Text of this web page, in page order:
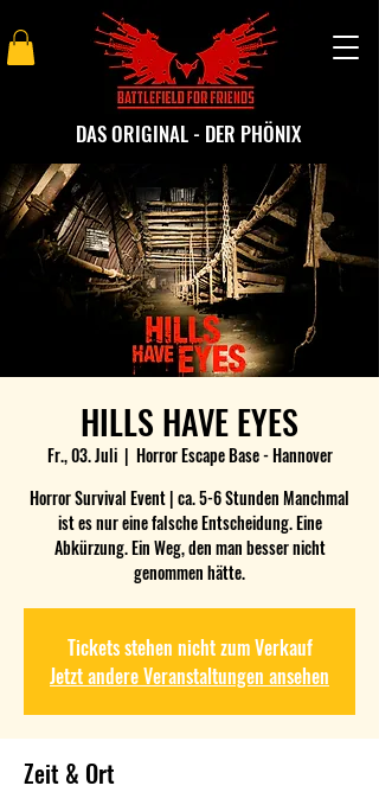
DAS ORIGINAL - DER PHÖNIX
HILLS HAVE EYES
Fr., 03. Juli
  |
Horror Escape Base - Hannover
Horror Survival Event | ca. 5-6 Stunden Manchmal
ist es nur eine falsche Entscheidung. Eine
Abkürzung. Ein Weg, den man besser nicht
genommen hätte.
Tickets stehen nicht zum Verkauf
Jetzt andere Veranstaltungen ansehen
Zeit & Ort